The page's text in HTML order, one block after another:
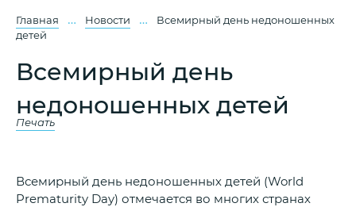
Главная … Новости …
Всемирный день недоношенных
детей
Всемирный день
недоношенных детей
Печать
Всемирный день недоношенных детей (World
Prematurity Day) отмечается во многих странах